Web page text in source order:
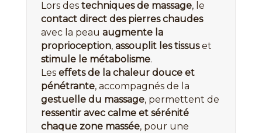
Lors des techniques de massage, le
contact direct des pierres chaudes
avec la peau augmente la
proprioception, assouplit les tissuset
stimule le métabolisme.
Les effets de la chaleur douce et
pénétrante, accompagnés de la
gestuelle du massage, permettent de
ressentir avec calme et sérénité
chaque zone massée, pour une